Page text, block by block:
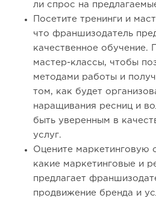
ли спрос на
Посетите тренинги и
что франшизодатель
качественное обучение.
мастер-классы, чтобы
методами работы и
том, как будет
наращивания ресниц и
быть уверенным в
услуг.
Оцените маркетинговую
какие маркетинговые и
предлагает
продвижение бренда и